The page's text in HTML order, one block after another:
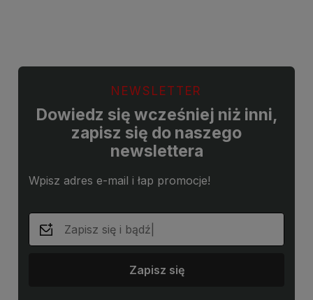
NEWSLETTER
Dowiedz się wcześniej niż inni,
zapisz się do naszego
newslettera
Wpisz adres e-mail i łap promocje!
Zapisz się